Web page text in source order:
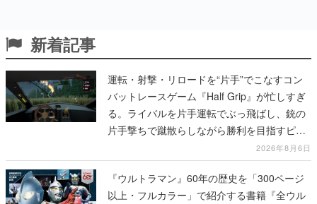
新着記事
運転・射撃・リロードを“片手”でこなすコン
バットレースゲーム『Half Grip』が忙しすぎ
る。ライバルを片手運転でぶっ飛ばし、銃の
片手撃ちで蹴散らしながら勝利を目指すピク
2026年8月6日
『ウルトラマン』60年の歴史を「300ページ
以上・フルカラー」で紹介する書籍『全ウル